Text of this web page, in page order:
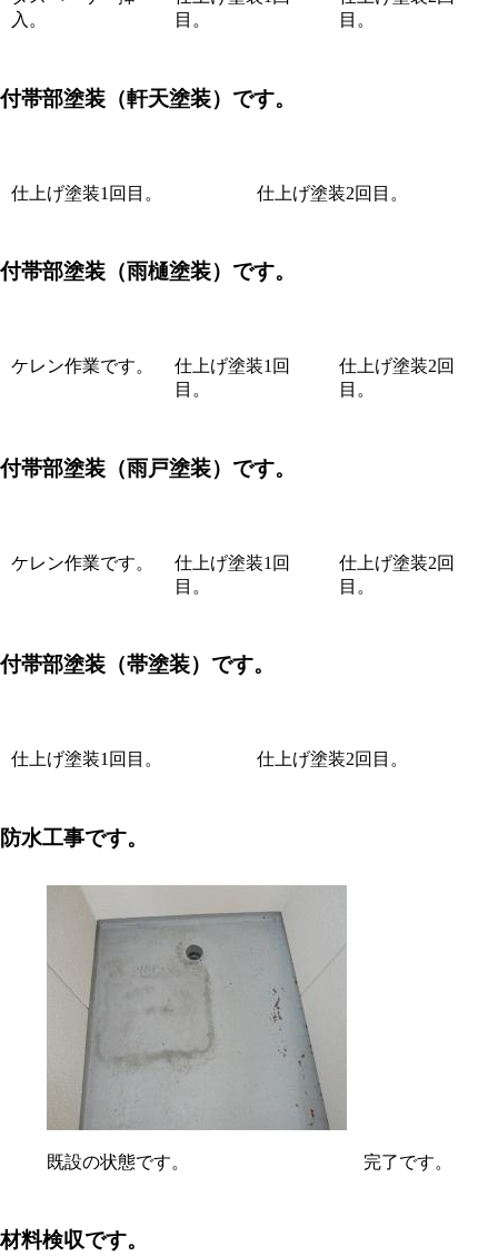
入。
目。
目。
付帯部塗装 （軒天塗装）です。
仕上げ塗装1回目。 仕上げ塗装2回目。
付帯部塗装 （雨樋塗装）です。
ケレン作業です。
仕上げ塗装1回
目。
仕上げ塗装2回
目。
付帯部塗装 （雨戸塗装）です。
ケレン作業です。
仕上げ塗装1回
目。
仕上げ塗装2回
目。
付帯部塗装 （帯塗装）です。
仕上げ塗装1回目。 仕上げ塗装2回目。
防水工事です。
既設の状態です。 完了です。
材料検収です。